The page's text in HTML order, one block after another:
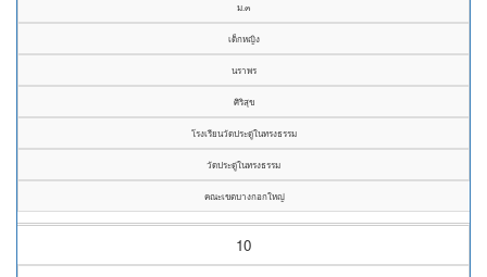
ม.๓
เด็กหญิง
นราพร
ศิริสุข
โรงเรียนวัดประดู่ในทรงธรรม
วัดประดู่ในทรงธรรม
คณะเขตบางกอกใหญ่
10